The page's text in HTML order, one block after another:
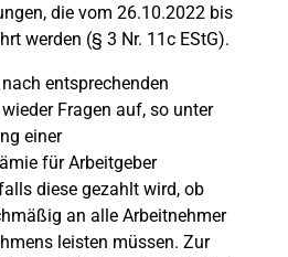
die vom 26.10.2022 bis
werden (§ 3 Nr. 11c EStG).
entsprechenden
Fragen auf, so unter
einer
für Arbeitgeber
diese gezahlt wird, ob
an alle Arbeitnehmer
leisten müssen. Zur